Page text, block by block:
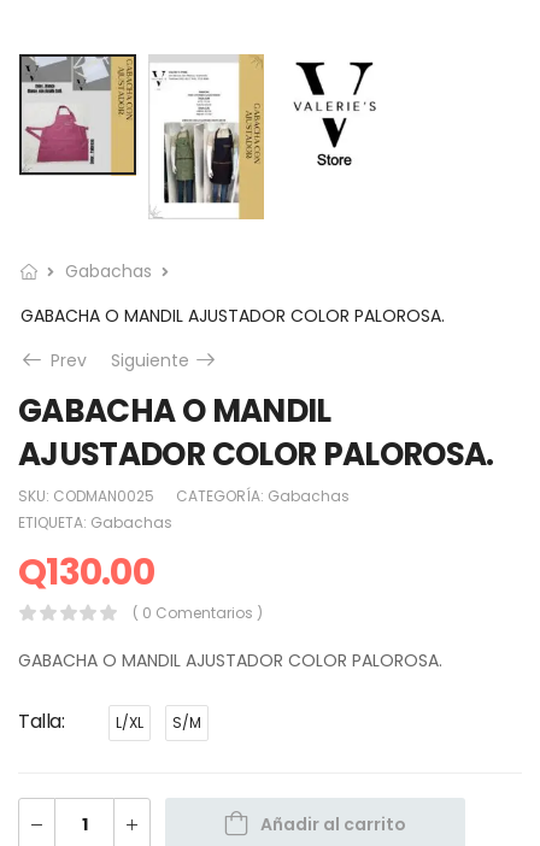
Gabachas
GABACHA O MANDIL AJUSTADOR COLOR PALOROSA.
Prev
Siguiente
GABACHA O MANDIL
AJUSTADOR COLOR PALOROSA.
SKU: CODMAN0025 CATEGORÍA: Gabachas
ETIQUETA: Gabachas
Q130.00
( 0 Comentarios )
GABACHA O MANDIL AJUSTADOR COLOR PALOROSA.
Talla L/XL S/M
Añadir al carrito